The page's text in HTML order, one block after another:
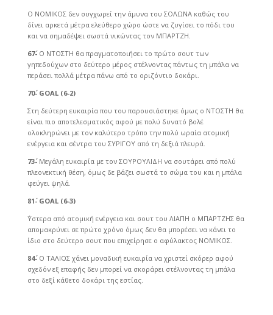
Ο ΝΟΜΙΚΟΣ δεν συγχωρεί την άμυνα του ΣΟΛΩΝΑ καθώς του
δίνει αρκετά μέτρα ελεύθερο χώρο ώστε να ζυγίσει το πόδι του
και να σημαδέψει σωστά νικώντας τον ΜΠΑΡΤΖΗ.
67΄- Ο ΝΤΟΣΤΗ θα πραγματοποιήσει το πρώτο σουτ των
γηπεδούχων στο δεύτερο μέρος στέλνοντας πάντως τη μπάλα να
περάσει πολλά μέτρα πάνω από το οριζόντιο δοκάρι.
70΄- GOAL (6-2)
Στη δεύτερη ευκαιρία που του παρουσιάστηκε όμως ο ΝΤΟΣΤΗ θα
είναι πιο αποτελεσματικός αφού με πολύ δυνατό βολέ
ολοκληρώνει με τον καλύτερο τρόπο την πολύ ωραία ατομική
ενέργεια και σέντρα του ΣΥΡΙΓΟΥ από τη δεξιά πλευρά.
73΄-Μεγάλη ευκαιρία με τον ΣΟΥΡΟΥΛΙΔΗ να σουτάρει από πολύ
πλεονεκτική θέση, όμως δε βάζει σωστά το σώμα του και η μπάλα
φεύγει ψηλά.
81΄- GOAL (6-3)
΄Υστερα από ατομική ενέργεια και σουτ του ΛΙΑΠΗ ο ΜΠΑΡΤΖΗΣ θα
απομακρύνει σε πρώτο χρόνο όμως δεν θα μπορέσει να κάνει το
ίδιο στο δεύτερο σουτ που επιχείρησε ο αφύλακτος ΝΟΜΙΚΟΣ.
84΄-Ο ΤΑΛΙΟΣ χάνει μοναδική ευκαιρία να χριστεί σκόρερ αφού
σχεδόν εξ επαφής δεν μπορεί να σκοράρει στέλνοντας τη μπάλα
στο δεξί κάθετο δοκάρι της εστίας.